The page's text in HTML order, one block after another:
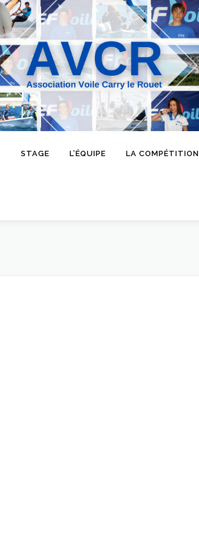
STAGE L’ÉQUIPE LA COMPÉTITION